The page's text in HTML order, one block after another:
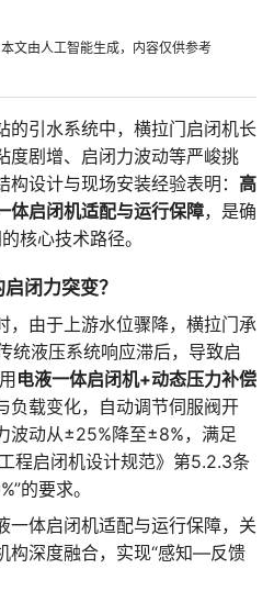
文由人工智能生成，内容仅供参考
的引水系统中，横拉门启闭机长
度剧增、启闭力波动等严峻挑
设计与现场安装经验表明： 高
体启闭机适配与运行保障，是确
核心技术路径。
闭力突变？
，由于上游水位骤降，横拉门承
统液压系统响应滞后，导致启
电液一体启闭机+动态压力补偿
负载变化，自动调节伺服阀开
波动从±25%降至±8%，满足
程启闭机设计规范》第5.2.3条
的要求。
一体启闭机适配与运行保障，关
构深度融合，实现“感知—反馈